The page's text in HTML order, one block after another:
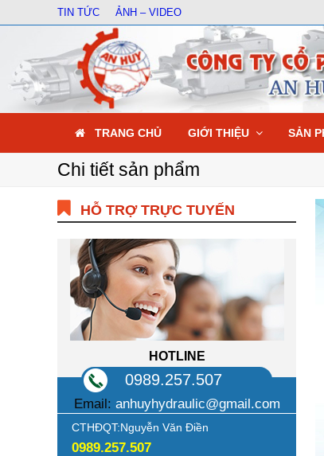
TIN TỨC ẢNH – VIDEO
TRANG CHỦ GIỚI THIỆU SẢN
Chi tiết sản phẩm
HỖ TRỢ TRỰC TUYẾN
HOTLINE
0989.257.507
Email: anhuyhydraulic@gmail.com
CTHĐQT:Nguyễn Văn Điền
0989.257.507